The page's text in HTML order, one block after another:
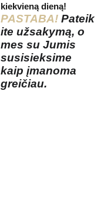
kiekvieną dieną!
PASTABA! Pateik
ite užsakymą, o
mes su Jumis
susisieksime
kaip įmanoma
greičiau.